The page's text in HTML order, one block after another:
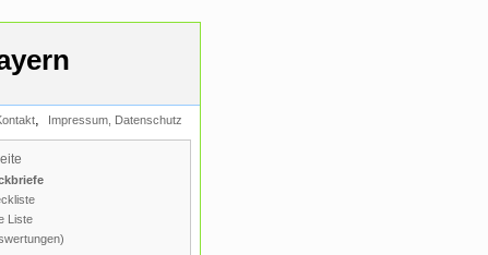
, Impressum, Datenschutz
Liste